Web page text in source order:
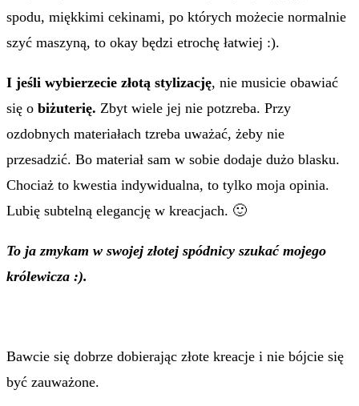
spodu, miękkimi cekinami, po których możecie normalnie
szyć maszyną, to okay będzi etrochę łatwiej :).
I jeśli wybierzecie złotą stylizację, nie musicie obawiać
się o biżuterię. Zbyt wiele jej nie potzreba. Przy
ozdobnych materiałach tzreba uważać, żeby nie
przesadzić. Bo materiał sam w sobie dodaje dużo blasku.
Chociaż to kwestia indywidualna, to tylko moja opinia.
Lubię subtelną elegancję w kreacjach. 🙂
To ja zmykam w swojej złotej spódnicy szukać mojego
królewicza :).
Bawcie się dobrze dobierając złote kreacje i nie bójcie się
być zauważone.